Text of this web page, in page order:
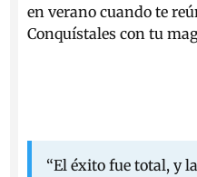
en verano cuando te
Conquístales con tu
“El éxito fue total, y